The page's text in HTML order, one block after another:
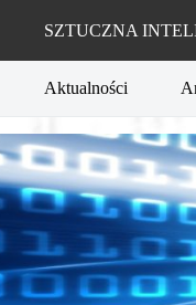
SZTUCZNA
Aktualności